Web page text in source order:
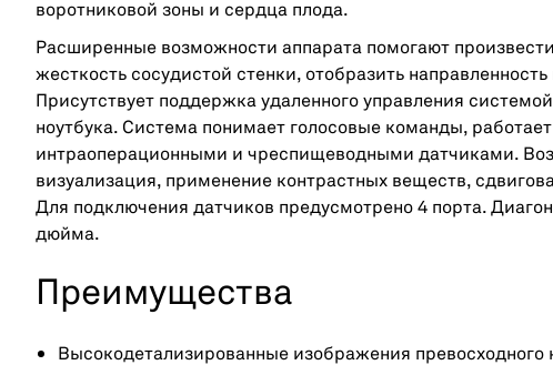
воротниковой зоны и сердца плода.
Расширенные возможности аппарата помогают
жесткость сосудистой стенки, отобразить
Присутствует поддержка удаленного управления
ноутбука. Система понимает голосовые команды,
интраоперационными и чреспищеводными датчиками.
визуализация, применение контрастных веществ,
Для подключения датчиков предусмотрено 4 порта.
дюйма.
Преимущества
Высокодетализированные изображения превосходного